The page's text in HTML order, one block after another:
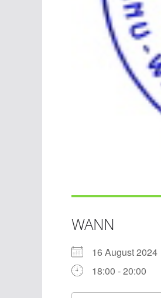
WANN
16 August 2024
18:00 - 20:00